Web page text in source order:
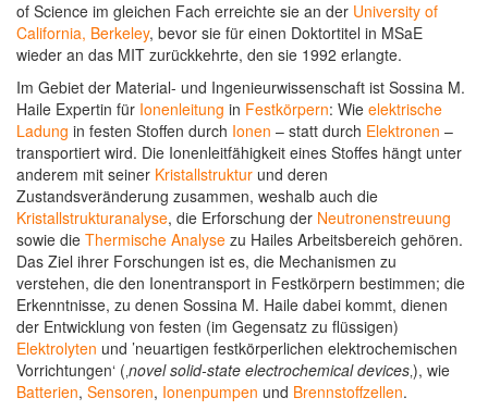
of Science im gleichen Fach erreichte sie an der University of
California, Berkeley, bevor sie für einen Doktortitel in MSaE
wieder an das MIT zurückkehrte, den sie 1992 erlangte.
Im Gebiet der Material- und Ingenieurwissenschaft ist Sossina M.
Haile Expertin für Ionenleitung in Festkörpern: Wie elektrische
Ladung in festen Stoffen durch Ionen – statt durch Elektronen –
transportiert wird. Die Ionenleitfähigkeit eines Stoffes hängt unter
anderem mit seiner Kristallstruktur und deren
Zustandsveränderung zusammen, weshalb auch die
Kristallstrukturanalyse, die Erforschung der Neutronenstreuung
sowie die Thermische Analyse zu Hailes Arbeitsbereich gehören.
Das Ziel ihrer Forschungen ist es, die Mechanismen zu
verstehen, die den Ionentransport in Festkörpern bestimmen; die
Erkenntnisse, zu denen Sossina M. Haile dabei kommt, dienen
der Entwicklung von festen (im Gegensatz zu flüssigen)
Elektrolyten und ’neuartigen festkörperlichen elektrochemischen
Vorrichtungen‘ (‚novel solid-state electrochemical devices‚), wie
Batterien, Sensoren, Ionenpumpen und Brennstoffzellen.